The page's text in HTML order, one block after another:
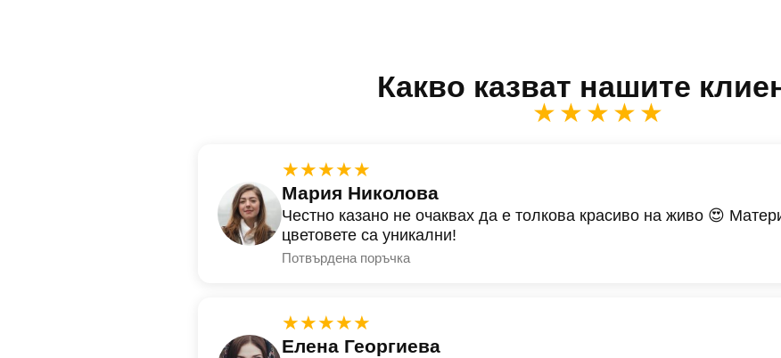
Какво казват нашите
★★★★★
★★★★★
Мария Николова
Честно казано не очаквах да е толкова красиво на живо 😍
цветовете са уникални!
Потвърдена поръчка
★★★★★
Елена Георгиева